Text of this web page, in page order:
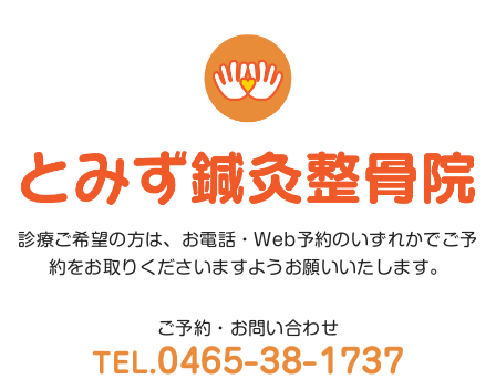
診療ご希望の方は、お電話・Web予約のいずれかでご予
約をお取りくださいますようお願いいたします。
ご予約・お問い合わせ
TEL.0465-38-1737